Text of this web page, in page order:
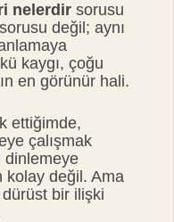
nelerdir sorusu
değil; aynı
kaygı, çoğu
en görünür hali.
ettiğimde,
çalışmak
dinlemeye
kolay değil. Ama
bir ilişki